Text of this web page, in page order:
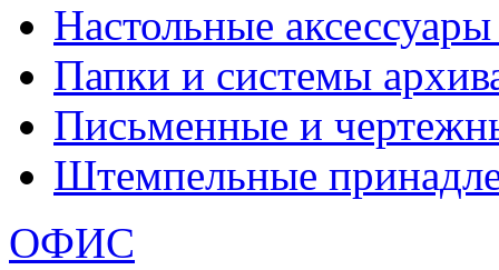
Настольные
Папки и системы
Письменные и
Штемпельные
ОФИС